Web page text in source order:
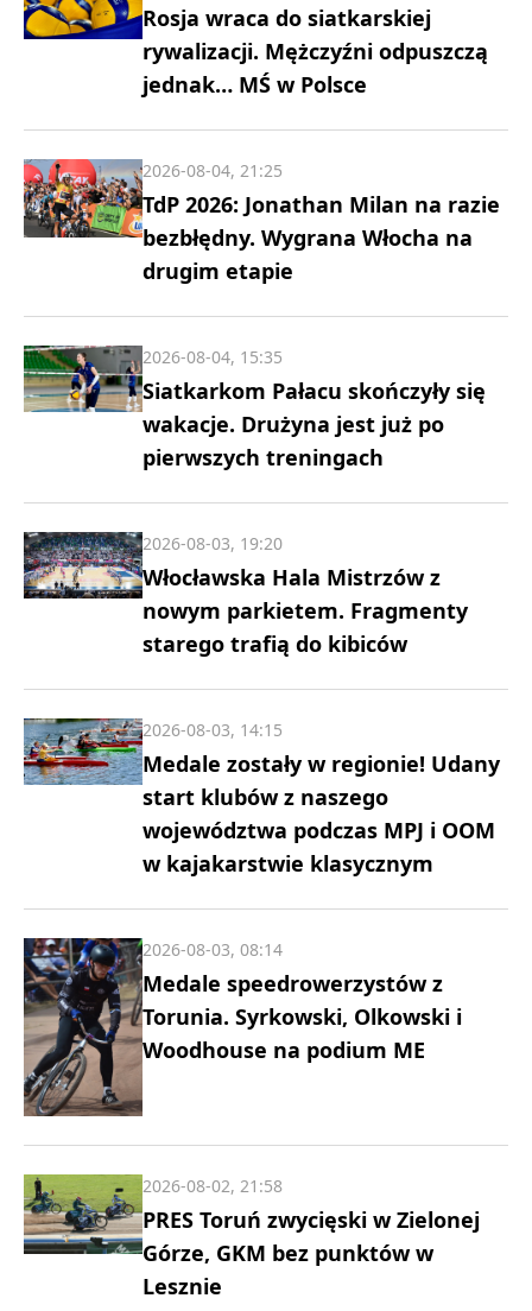
Rosja wraca do siatkarskiej
rywalizacji. Mężczyźni odpuszczą
jednak… MŚ w Polsce
TdP 2026: Jonathan Milan na razie
bezbłędny. Wygrana Włocha na
drugim etapie
2026-08-04, 21:25
Siatkarkom Pałacu skończyły się
wakacje. Drużyna jest już po
pierwszych treningach
2026-08-04, 15:35
Włocławska Hala Mistrzów z
nowym parkietem. Fragmenty
starego trafią do kibiców
2026-08-03, 19:20
Medale zostały w regionie! Udany
start klubów z naszego
województwa podczas MPJ i OOM
w kajakarstwie klasycznym
2026-08-03, 14:15
Medale speedrowerzystów z
Torunia. Syrkowski, Olkowski i
Woodhouse na podium ME
2026-08-03, 08:14
PRES Toruń zwycięski w Zielonej
Górze, GKM bez punktów w
Lesznie
2026-08-02, 21:58